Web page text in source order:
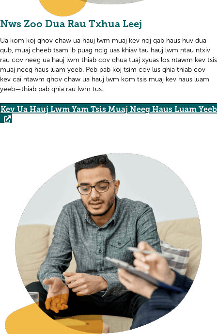
Nws Zoo Dua Rau Txhua Leej
Ua kom koj qhov chaw ua hauj lwm muaj kev noj qab haus huv dua
qub, muaj cheeb tsam ib puag ncig uas khiav tau hauj lwm ntau ntxiv
rau cov neeg ua hauj lwm thiab cov qhua tuaj xyuas los ntawm kev tsis
muaj neeg haus luam yeeb. Peb pab koj tsim cov lus qhia thiab cov
kev cai ntawm qhov chaw ua hauj lwm kom tsis muaj kev haus luam
yeeb—thiab pab qhia rau lwm tus.
Kev Ua Hauj Lwm Yam Tsis Muaj Neeg Haus Luam Yeeb